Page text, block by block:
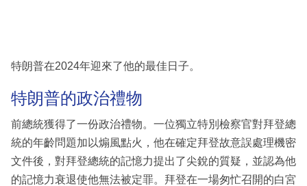
區
特朗普在2024年迎來了他的最佳日子。
特朗普的政治禮物
前總統獲得了一份政治禮物。一位獨立特別檢察官對拜登總
統的年齡問題加以煽風點火，他在確定拜登故意誤處理機密
文件後，對拜登總統的記憶力提出了尖銳的質疑，並認為他
的記憶力衰退使他無法被定罪。拜登在一場匆忙召開的白宮